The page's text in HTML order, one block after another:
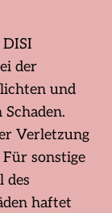
der
und
Verletzung
sonstige
des
haftet